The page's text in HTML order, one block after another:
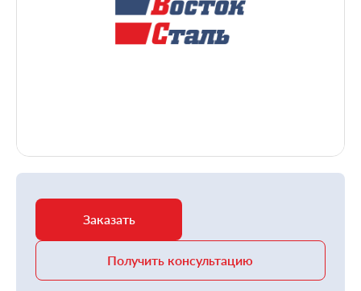
Заказать
Получить консультацию